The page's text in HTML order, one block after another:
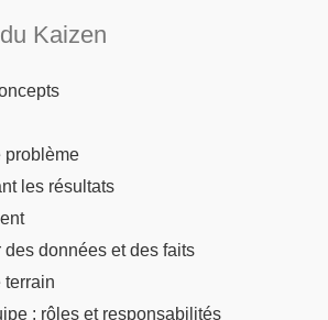
Kaizen
problème
les résultats
des données et des faits
terrain
: rôles et responsabilités